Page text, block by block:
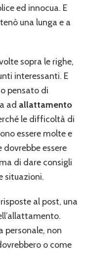
ed innocua. E
una lunga e a
sopra le righe,
interessanti. E
pensato di
ad allattamento
le difficoltà di
essere molte e
dovrebbe essere
di dare consigli
situazioni.
al post, una
personale, non
o come